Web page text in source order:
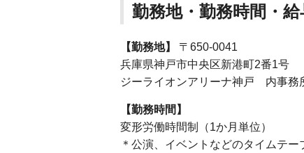
勤務地・勤務時間・
【勤務地】
〒650-0041
兵庫県神戸市中央区新港町2番1号
ジーライオンアリーナ神戸 内事務
【勤務時間】
変形労働時間制（1か月単位）
＊公演、イベントなどのタイムテ